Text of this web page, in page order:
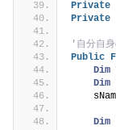
Private
Private
'自分自
Public
Dim
Dim
Dim